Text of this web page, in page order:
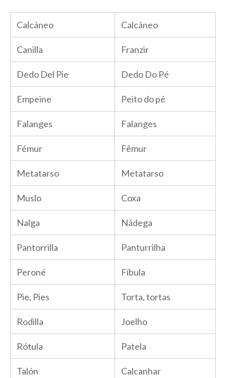
Calcáneo Calcáneo
Canilla Franzir
Dedo Del Pie Dedo Do Pé
Empeine Peito do pé
Falanges Falanges
Fémur Fêmur
Metatarso Metatarso
Muslo Coxa
Nalga Nádega
Pantorrilla Panturrilha
Peroné Fíbula
Pie, Pies Torta, tortas
Rodilla Joelho
Rótula Patela
Talón Calcanhar